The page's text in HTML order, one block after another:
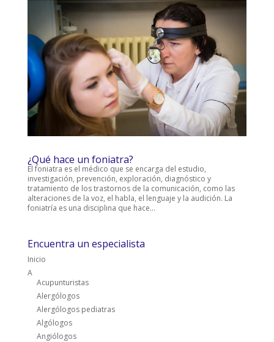
¿Qué hace un foniatra?
El foniatra es el médico que se encarga del estudio,
investigación, prevención, exploración, diagnóstico y
tratamiento de los trastornos de la comunicación, como las
alteraciones de la voz, el habla, el lenguaje y la audición. La
foniatría es una disciplina que hace...
Encuentra un especialista
Inicio
A
Acupunturistas
Alergólogos
Alergólogos pediatras
Algólogos
Angiólogos